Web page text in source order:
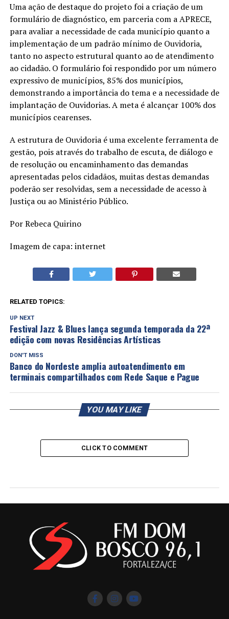
Uma ação de destaque do projeto foi a criação de um
formulário de diagnóstico, em parceria com a APRECE,
para avaliar a necessidade de cada município quanto a
implementação de um padrão mínimo de Ouvidoria,
tanto no aspecto estrutural quanto ao de atendimento
ao cidadão. O formulário foi respondido por um número
expressivo de municípios, 85% dos municípios,
demonstrando a importância do tema e a necessidade de
implantação de Ouvidorias. A meta é alcançar 100% dos
municípios cearenses.
A estrutura de Ouvidoria é uma excelente ferramenta de
gestão, pois através do trabalho de escuta, de diálogo e
de resolução ou encaminhamento das demandas
apresentadas pelos cidadãos, muitas destas demandas
poderão ser resolvidas, sem a necessidade de acesso à
Justiça ou ao Ministério Público.
Por Rebeca Quirino
Imagem de capa: internet
RELATED TOPICS:
UP NEXT
Festival Jazz & Blues lança segunda temporada da 22ª
edição com novas Residências Artísticas
DON'T MISS
Banco do Nordeste amplia autoatendimento em
terminais compartilhados com Rede Saque e Pague
YOU MAY LIKE
CLICK TO COMMENT